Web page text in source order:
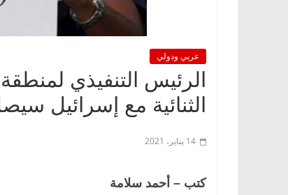
عربي ودولي
الرئيس التنفيذي
الثنائية مع إسرائيل سيصل لـ6.5 مليار دولار خلال
14 يناير، 2021
كتب – أحمد سلامة